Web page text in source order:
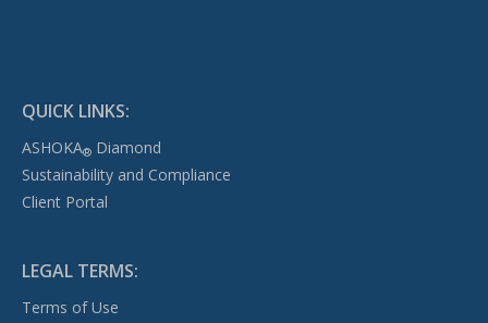
QUICK LINKS:
ASHOKA®Diamond
Sustainability and Compliance
Client Portal
LEGAL TERMS:
Terms of Use